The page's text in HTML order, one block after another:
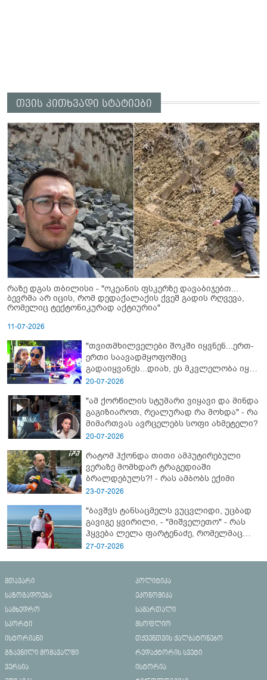
თვის კითხვადი სტატიები
რაზე დგას თბილისი - "ოკეანის ფსკერზე დავაბიჯებთ...
ბევრმა არ იცის, რომ დედაქალაქის ქვეშ გადის რღვევა,
რომელიც ტექტონიკურად აქტიურია"
11-07-2026
"თვითმხილველები შოკში იყვნენ...ერთ-
ერთი საავადმყოფოშიც
გადაიყვანეს...დიახ, ეს მკვლელობა იყო"
- გორში დატრიალებული ტრაგედიის
20-07-2026
"ამ ქორწილის სტუმარი ვიყავი და მინდა
გაგიზიაროთ, რეალურად რა მოხდა" - რა
მიმართვას ავრცელებს სოფი ახმეტელი?
20-07-2026
რატომ ჰქონდა თითი ამპუტირებული
ვერაზე მომხდარ ტრაგედიაში
ბრალდებულს?! - რას ამბობს ექიმი
23-07-2026
"ბავშვს ტანსაცმელს ვუცვლიდი, უცბად
გავიგე ყვირილი, - "მიშველეთო" - რას
ჰყვება ლელა ფარტენაძე, რომელმაც
ბათუმში 16 წლის ბიჭი ზღვაში
27-07-2026
მთავარი
პოლიტიკა
საზოგადოება
ეკონომიკა
სამხედრო
სამართალი
სპორტი
მსოფლიო
ისტორიანი
თქვენთვის ქალბატონებო
გზავნილი მომავალში
რედაქტორის სვეტი
ვერსია
ისტორია